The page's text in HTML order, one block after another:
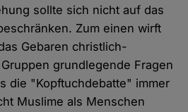
sollte sich nicht auf das
Zum einen wirft
Gebaren christlich-
grundlegende Fragen
die "Kopftuchdebatte" immer
Muslime als Menschen